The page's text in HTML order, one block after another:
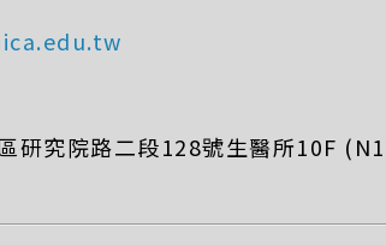
研究院路二段128號生醫所10F